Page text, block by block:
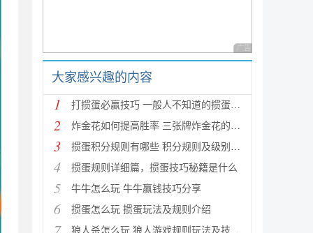
广告 商业广告，理性
大家感兴趣的内容
1 打掼蛋必赢技巧 一般人不知道的掼蛋技巧
2 炸金花如何提高胜率 三张牌炸金花的必胜口诀一览
3 掼蛋积分规则有哪些 积分规则及级别介绍
4 掼蛋规则详细篇，掼蛋技巧秘籍是什么
5 牛牛怎么玩 牛牛赢钱技巧分享
6 掼蛋怎么玩 掼蛋玩法及规则介绍
狼人杀怎么玩 狼人游戏规则玩法及技巧分享